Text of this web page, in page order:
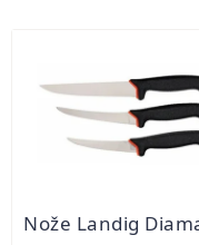
produktů